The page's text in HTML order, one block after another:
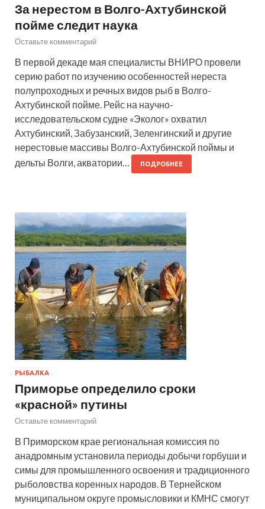
За нерестом в Волго-Ахтубинской
пойме следит наука
Оставьте комментарий
В первой декаде мая специалисты ВНИРО провели
серию работ по изучению особенностей нереста
полупроходных и речных видов рыб в Волго-
Ахтубинской пойме. Рейс на научно-
исследовательском судне «Эколог» охватил
Ахтубинский, Забузанский, Зеленгинский и другие
нерестовые массивы Волго-Ахтубинской поймы и
дельты Волги, акватории…
ПОДРОБНЕЕ
РЫБАЛКА
Приморье определило сроки
«красной» путины
Оставьте комментарий
В Приморском крае региональная комиссия по
анадромным установила периоды добычи горбуши и
симы для промышленного освоения и традиционного
рыболовства коренных народов. В Тернейском
муниципальном округе промысловики и КМНС смогут